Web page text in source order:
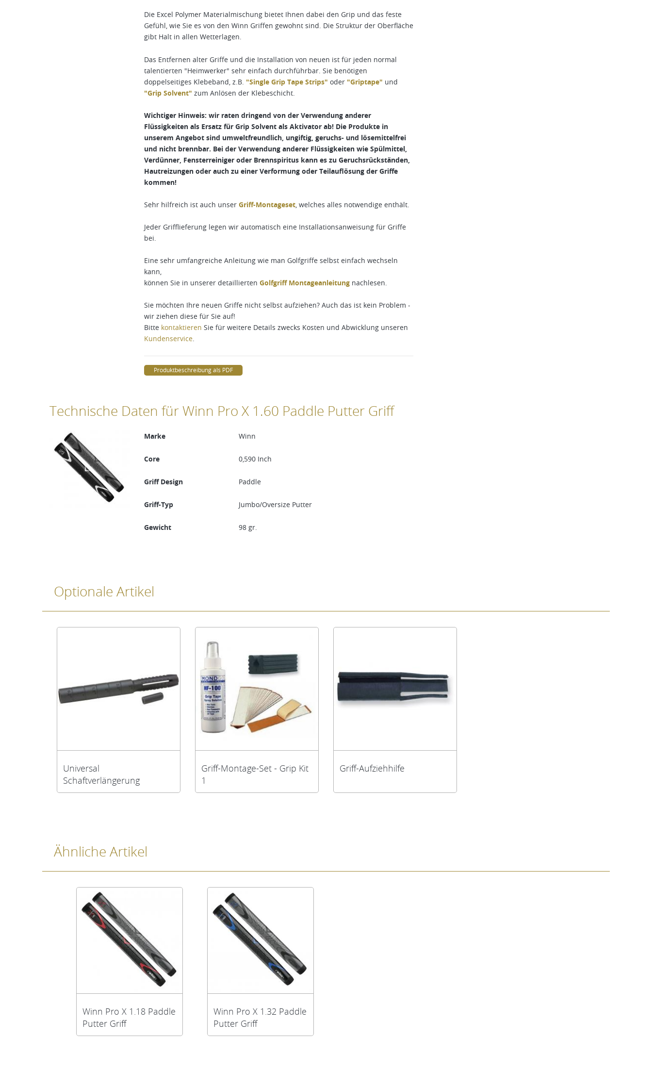
Die Excel Polymer Materialmischung bietet Ihnen dabei den Grip und das feste
Gefühl, wie Sie es von den Winn Griffen gewohnt sind. Die Struktur der Oberfläche
gibt Halt in allen Wetterlagen.
Das Entfernen alter Griffe und die Installation von neuen ist für jeden normal
talentierten "Heimwerker" sehr einfach durchführbar. Sie benötigen
doppelseitiges Klebeband, z.B. "Single Grip Tape Strips" oder "Griptape" und
"Grip Solvent" zum Anlösen der Klebeschicht.
Wichtiger Hinweis: wir raten dringend von der Verwendung anderer
Flüssigkeiten als Ersatz für Grip Solvent als Aktivator ab! Die Produkte in
unserem Angebot sind umweltfreundlich, ungiftig, geruchs- und lösemittelfrei
und nicht brennbar. Bei der Verwendung anderer Flüssigkeiten wie Spülmittel,
Verdünner, Fensterreiniger oder Brennspiritus kann es zu Geruchsrückständen,
Hautreizungen oder auch zu einer Verformung oder Teilauflösung der Griffe
kommen!
Sehr hilfreich ist auch unser Griff-Montageset, welches alles notwendige enthält.
Jeder Grifflieferung legen wir automatisch eine Installationsanweisung für Griffe
bei.
Eine sehr umfangreiche Anleitung wie man Golfgriffe selbst einfach wechseln
kann,
können Sie in unserer detaillierten Golfgriff Montageanleitung nachlesen.
Sie möchten Ihre neuen Griffe nicht selbst aufziehen? Auch das ist kein Problem -
wir ziehen diese für Sie auf!
Bitte kontaktieren Sie für weitere Details zwecks Kosten und Abwicklung unseren
Kundenservice.
Produktbeschreibung als PDF
Technische Daten für Winn Pro X 1.60 Paddle Putter Griff
Marke Winn
Core 0,590 Inch
Griff Design Paddle
Griff-Typ Jumbo/Oversize Putter
Gewicht 98 gr.
Optionale Artikel
Universal
Schaftverlängerung
Griff-Montage-Set - Grip Kit
1
Griff-Aufziehhilfe
Ähnliche Artikel
Winn Pro X 1.18 Paddle
Putter Griff
Winn Pro X 1.32 Paddle
Putter Griff